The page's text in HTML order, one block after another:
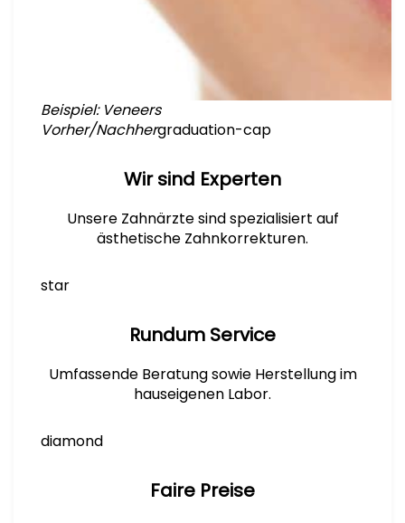
Beispiel: Veneers
Vorher/Nachhergraduation-cap
Wir sind Experten
Unsere Zahnärzte sind spezialisiert auf
ästhetische Zahnkorrekturen.
star
Rundum Service
Umfassende Beratung sowie Herstellung im
hauseigenen Labor.
diamond
Faire Preise